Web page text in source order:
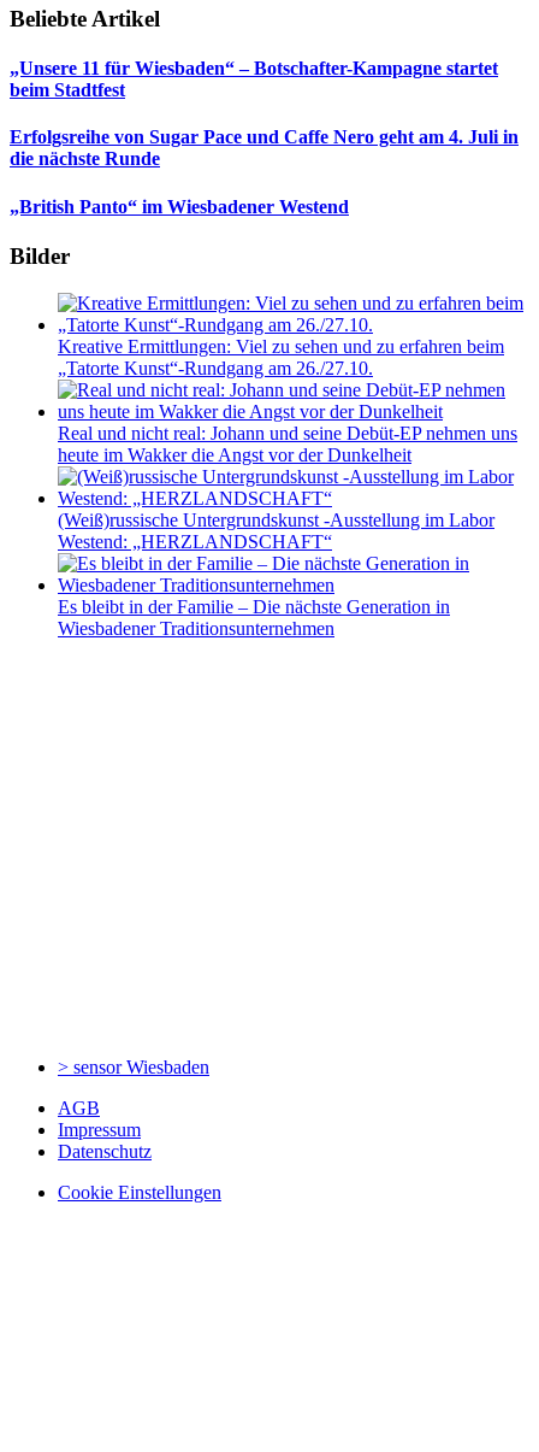
Beliebte Artikel
„Unsere 11 für Wiesbaden“ – Botschafter-Kampagne startet
beim Stadtfest
Erfolgsreihe von Sugar Pace und Caffe Nero geht am 4. Juli in
die nächste Runde
„British Panto“ im Wiesbadener Westend
Bilder
Kreative Ermittlungen: Viel zu sehen und zu erfahren beim
„Tatorte Kunst“-Rundgang am 26./27.10.
Real und nicht real: Johann und seine Debüt-EP nehmen uns
heute im Wakker die Angst vor der Dunkelheit
(Weiß)russische Untergrundskunst -Ausstellung im Labor
Westend: „HERZLANDSCHAFT“
Es bleibt in der Familie – Die nächste Generation in
Wiesbadener Traditionsunternehmen
> sensorWiesbaden
AGB
Impressum
Datenschutz
Cookie Einstellungen